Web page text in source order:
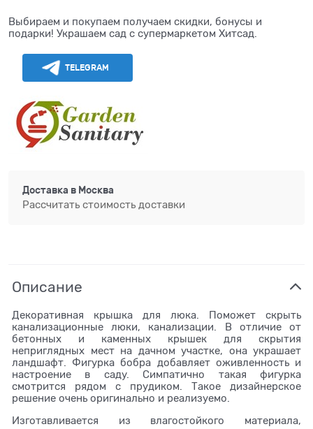
Выбираем и покупаем получаем скидки, бонусы и
подарки! Украшаем сад с супермаркетом Хитсад.
TELEGRAM
Доставка в Москва
Рассчитать стоимость доставки
Описание
Декоративная крышка для люка. Поможет скрыть
канализационные люки, канализации. В отличие от
бетонных и каменных крышек для скрытия
неприглядных мест на дачном участке, она украшает
ландшафт. Фигурка бобра добавляет оживленность и
настроение в саду. Симпатично такая фигурка
смотрится рядом с прудиком. Такое дизайнерское
решение очень оригинально и реализуемо.
Изготавливается из влагостойкого материала,